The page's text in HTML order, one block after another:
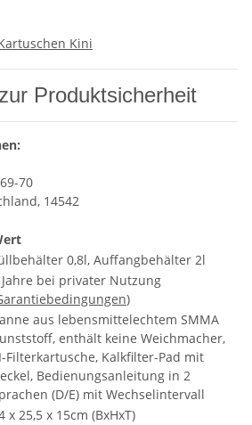
Kini
Produktsicherheit
70
14542
0,8l, Auffangbehälter 2l
Jahre bei privater Nutzung
)
aus lebensmittelechtem SMMA
enthält keine Weichmacher,
Filterkartusche, Kalkfilter-Pad mit
Bedienungsanleitung in 2
(D/E) mit Wechselintervall
x 25,5 x 15cm (BxHxT)